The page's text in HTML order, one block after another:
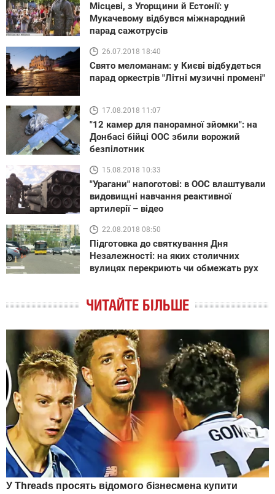
Місцеві, з Угорщини й Естонії: у
Мукачевому відбувся міжнародний
парад сажотрусів
26.07.2018 18:40
Свято меломанам: у Києві відбудеться
парад оркестрів "Літні музичні промені"
17.08.2018 11:07
"12 камер для панорамної зйомки": на
Донбасі бійці ООС збили ворожий
безпілотник
15.08.2018 10:33
"Урагани" напоготові: в ООС влаштували
видовищні навчання реактивної
артилерії – відео
22.08.2018 08:50
Підготовка до святкування Дня
Незалежності: на яких столичних
вулицях перекриють чи обмежать рух
ЧИТАЙТЕ БІЛЬШЕ